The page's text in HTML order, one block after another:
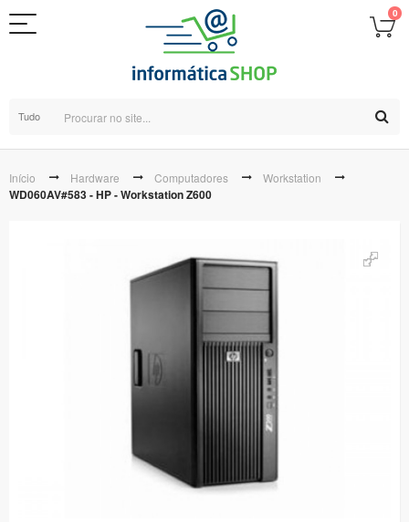
0
Tudo
Início Hardware Computadores Workstation
WD060AV#583 - HP - Workstation Z600